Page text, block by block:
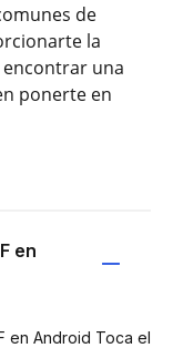
de
la
encontrar una
ponerte en
en
en Android Toca el